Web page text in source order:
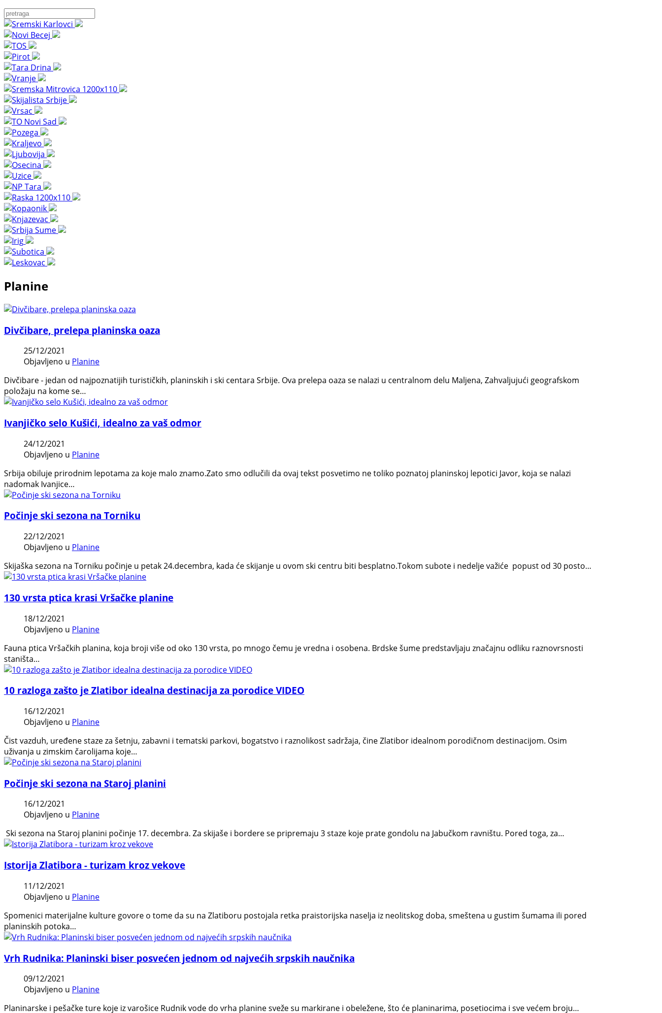
Planine
Divčibare, prelepa planinska oaza
25/12/2021
Objavljeno u Planine
Divčibare - jedan od najpoznatijih turističkih, planinskih i ski centara Srbije. Ova prelepa oaza se nalazi u centralnom delu Maljena, Zahvaljujući geografskom
položaju na kome se…
Ivanjičko selo Kušići, idealno za vaš odmor
24/12/2021
Objavljeno u Planine
Srbija obiluje prirodnim lepotama za koje malo znamo.Zato smo odlučili da ovaj tekst posvetimo ne toliko poznatoj planinskoj lepotici Javor, koja se nalazi
nadomak Ivanjice…
Počinje ski sezona na Torniku
22/12/2021
Objavljeno u Planine
Skijaška sezona na Torniku počinje u petak 24.decembra, kada će skijanje u ovom ski centru biti besplatno.Tokom subote i nedelje važiće popust od 30 posto…
130 vrsta ptica krasi Vršačke planine
18/12/2021
Objavljeno u Planine
Fauna ptica Vršačkih planina, koja broji više od oko 130 vrsta, po mnogo čemu je vredna i osobena. Brdske šume predstavljaju značajnu odliku raznovrsnosti
staništa…
10 razloga zašto je Zlatibor idealna destinacija za porodice VIDEO
16/12/2021
Objavljeno u Planine
Čist vazduh, uređene staze za šetnju, zabavni i tematski parkovi, bogatstvo i raznolikost sadržaja, čine Zlatibor idealnom porodičnom destinacijom. Osim
uživanja u zimskim čarolijama koje…
Počinje ski sezona na Staroj planini
16/12/2021
Objavljeno u Planine
Ski sezona na Staroj planini počinje 17. decembra. Za skijaše i bordere se pripremaju 3 staze koje prate gondolu na Jabučkom ravništu. Pored toga, za…
Istorija Zlatibora - turizam kroz vekove
11/12/2021
Objavljeno u Planine
Spomenici materijalne kulture govore o tome da su na Zlatiboru postojala retka praistorijska naselja iz neolitskog doba, smeštena u gustim šumama ili pored
planinskih potoka…
Vrh Rudnika: Planinski biser posvećen jednom od najvećih srpskih naučnika
09/12/2021
Objavljeno u Planine
Planinarske i pešačke ture koje iz varošice Rudnik vode do vrha planine sveže su markirane i obeležene, što će planinarima, posetiocima i sve većem broju…